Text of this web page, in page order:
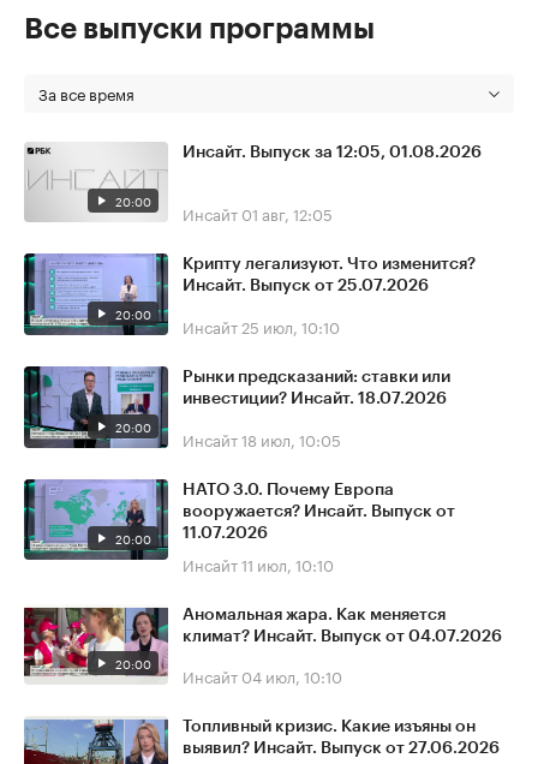
Все выпуски программы
За все время
20:00
Инсайт. Выпуск за 12:05, 01.08.2026
Инсайт 01 авг, 12:05
20:00
Крипту легализуют. Что изменится?
Инсайт. Выпуск от 25.07.2026
Инсайт 25 июл, 10:10
20:00
Рынки предсказаний: ставки или
инвестиции? Инсайт. 18.07.2026
Инсайт18 июл, 10:05
20:00
НАТО 3.0. Почему Европа
вооружается? Инсайт. Выпуск от
11.07.2026
Инсайт11 июл, 10:10
20:00
Аномальная жара. Как меняется
климат? Инсайт. Выпуск от 04.07.2026
Инсайт 04 июл, 10:10
Топливный кризис. Какие изъяны он
выявил? Инсайт. Выпуск от 27.06.2026